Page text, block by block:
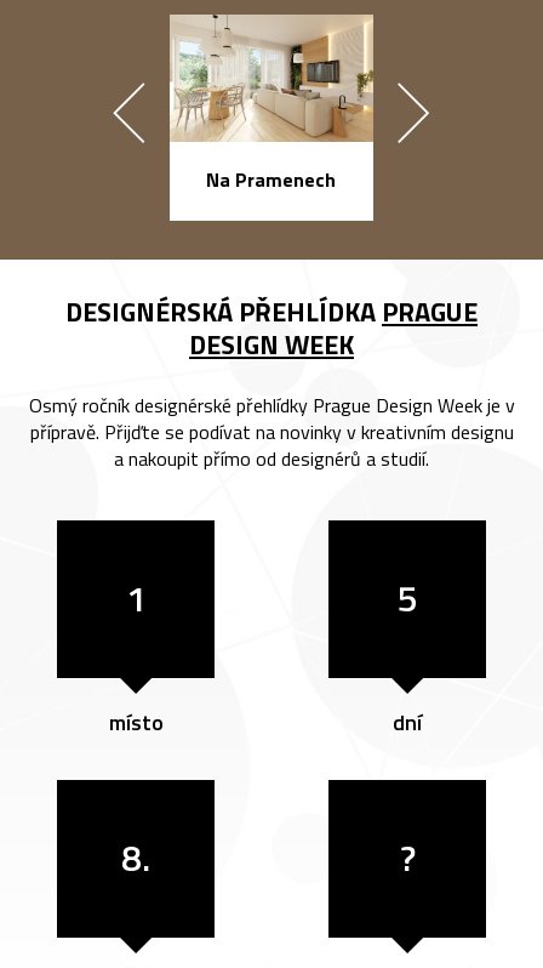
Na Pramenech
DESIGNÉRSKÁ PŘEHLÍDKA PRAGUE
DESIGN WEEK
Osmý ročník designérské přehlídky Prague Design Week je v
přípravě. Přijďte se podívat na novinky v kreativním designu
a nakoupit přímo od designérů a studií.
1
místo
5
dní
8. ?